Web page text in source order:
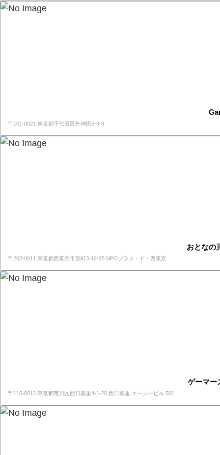
〒101-0021 東京都千代田区外神田2-9-9
おとなの
〒202-0011 東京都西東京市泉町3-12-25 NPOプラス・ド・西東京
ゲーマ
〒116-0013 東京都荒川区西日暮里4-1-20 西日暮里 エーシービル 501